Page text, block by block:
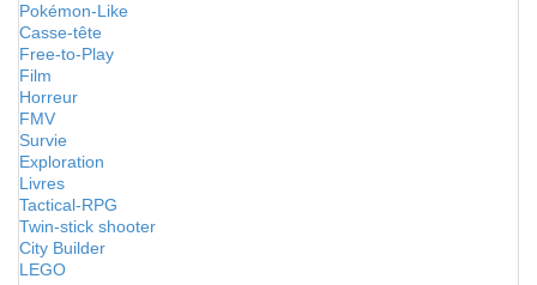
Pokémon-Like
Casse-tête
Free-to-Play
Film
Horreur
FMV
Survie
Exploration
Livres
Tactical-RPG
Twin-stick shooter
City Builder
LEGO